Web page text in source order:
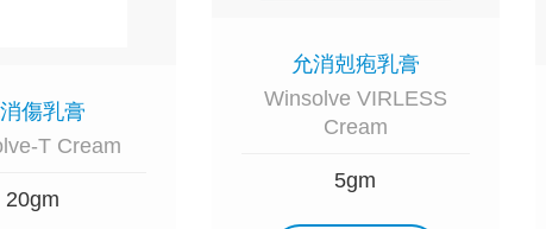
傷乳膏
T Cream
20gm
允消剋疱乳膏
Winsolve VIRLESS
Cream
5gm